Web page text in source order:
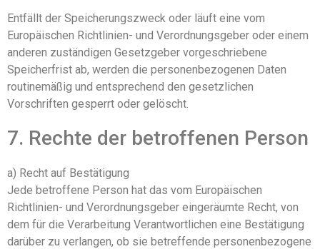
Entfällt der Speicherungszweck oder läuft eine vom
Europäischen Richtlinien- und Verordnungsgeber oder einem
anderen zuständigen Gesetzgeber vorgeschriebene
Speicherfrist ab, werden die personenbezogenen Daten
routinemäßig und entsprechend den gesetzlichen
Vorschriften gesperrt oder gelöscht.
7. Rechte der betroffenen Person
a) Recht auf Bestätigung
Jede betroffene Person hat das vom Europäischen
Richtlinien- und Verordnungsgeber eingeräumte Recht, von
dem für die Verarbeitung Verantwortlichen eine Bestätigung
darüber zu verlangen, ob sie betreffende personenbezogene